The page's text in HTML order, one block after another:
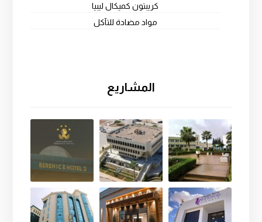
كريبتون كميكال ليبيا
مواد مضادة للتآكل
المشاريع